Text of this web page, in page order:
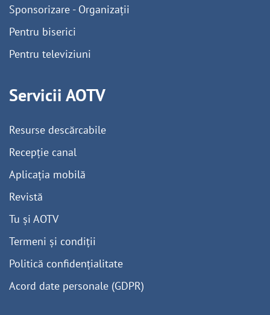
Sponsorizare - Organizații
Pentru biserici
Pentru televiziuni
Servicii AOTV
Resurse descărcabile
Recepție canal
Aplicația mobilă
Revistă
Tu și AOTV
Termeni și condiții
Politică confidențialitate
Acord date personale (GDPR)